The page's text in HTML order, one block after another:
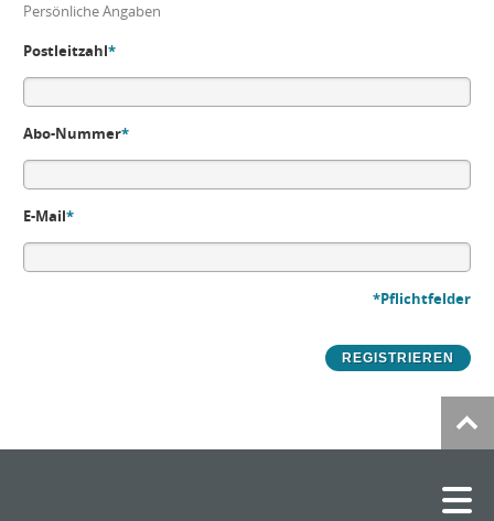
Persönliche Angaben
Postleitzahl*
Abo-Nummer*
E-Mail*
*Pflichtfelder